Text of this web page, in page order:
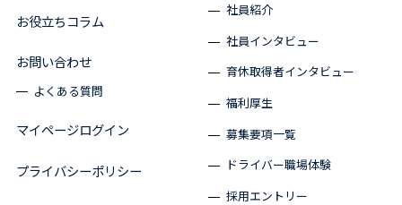
お役立ちコラム
お問い合わせ
よくある質問
マイページログイン
プライバシーポリシー
社員紹介
社員インタビュー
育休取得者インタビュー
福利厚生
募集要項一覧
ドライバー職場体験
採用エントリー